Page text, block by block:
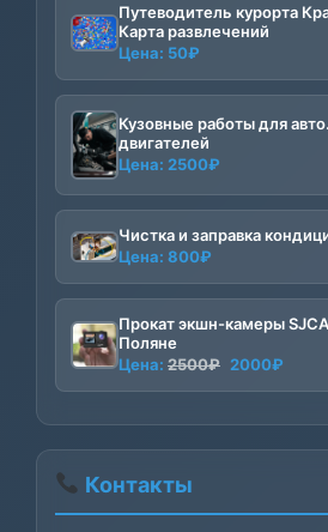
Путеводитель курорта
Карта развлечений
Цена: 50₽
Кузовные работы для
двигателей
Цена: 2500₽
Чистка и заправка
Цена: 800₽
Прокат экшн-камеры
Поляне
Цена: 2500₽ 2000₽
Контакты